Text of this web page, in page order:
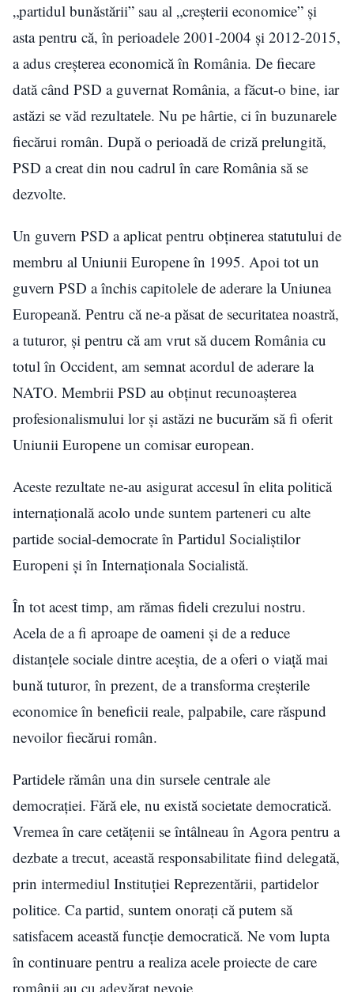
„partidul bunăstării” sau al „creșterii economice” și
asta pentru că, în perioadele 2001-2004 și 2012-2015,
a adus creșterea economică în România. De fiecare
dată când PSD a guvernat România, a făcut-o bine, iar
astăzi se văd rezultatele. Nu pe hârtie, ci în buzunarele
fiecărui român. După o perioadă de criză prelungită,
PSD a creat din nou cadrul în care România să se
dezvolte.
Un guvern PSD a aplicat pentru obținerea statutului de
membru al Uniunii Europene în 1995. Apoi tot un
guvern PSD a închis capitolele de aderare la Uniunea
Europeană. Pentru că ne-a păsat de securitatea noastră,
a tuturor, și pentru că am vrut să ducem România cu
totul în Occident, am semnat acordul de aderare la
NATO. Membrii PSD au obținut recunoașterea
profesionalismului lor și astăzi ne bucurăm să fi oferit
Uniunii Europene un comisar european.
Aceste rezultate ne-au asigurat accesul în elita politică
internațională acolo unde suntem parteneri cu alte
partide social-democrate în Partidul Socialiștilor
Europeni și în Internaționala Socialistă.
În tot acest timp, am rămas fideli crezului nostru.
Acela de a fi aproape de oameni și de a reduce
distanțele sociale dintre aceștia, de a oferi o viață mai
bună tuturor, în prezent, de a transforma creșterile
economice în beneficii reale, palpabile, care răspund
nevoilor fiecărui român.
Partidele rămân una din sursele centrale ale
democrației. Fără ele, nu există societate democratică.
Vremea în care cetățenii se întâlneau în Agora pentru a
dezbate a trecut, această responsabilitate fiind delegată,
prin intermediul Instituției Reprezentării, partidelor
politice. Ca partid, suntem onorați că putem să
satisfacem această funcție democratică. Ne vom lupta
în continuare pentru a realiza acele proiecte de care
românii au cu adevărat nevoie.